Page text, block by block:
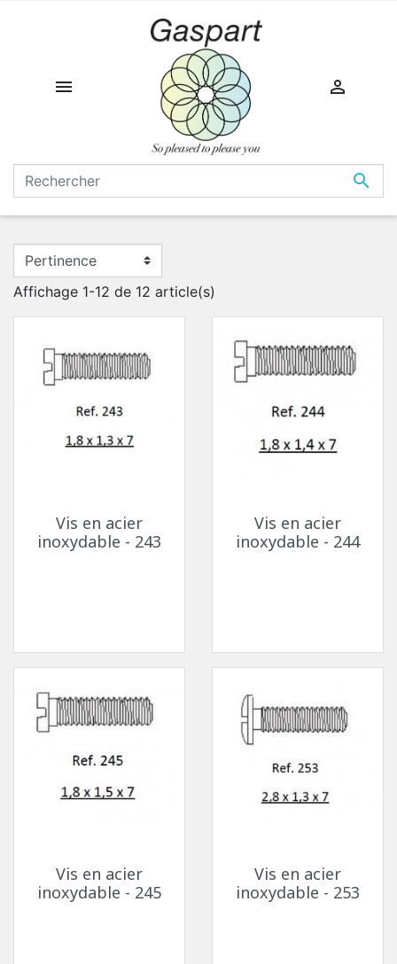



Affichage 1-12 de 12 article(s)
Vis en acier
inoxydable - 243
Vis en acier
inoxydable - 244
Vis en acier
inoxydable - 245
Vis en acier
inoxydable - 253